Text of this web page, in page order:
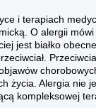
i terapiach
O alergii
jest białko
życia. Alergia nie
kompleksowej